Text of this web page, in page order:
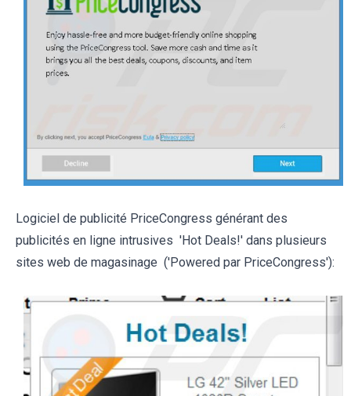
Logiciel de publicité PriceCongress générant des
publicités en ligne intrusives 'Hot Deals!' dans plusieurs
sites web de magasinage ('Powered par PriceCongress'):